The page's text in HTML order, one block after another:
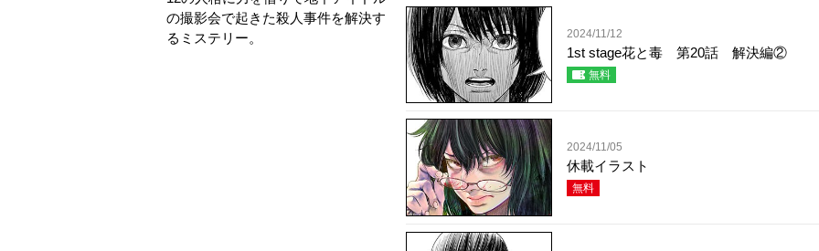
の撮影会で起きた殺人事件を解決す
るミステリー。
2024/11/12
1st stage花と毒 第20話 解決編②
無料
2024/11/05
休載イラスト
無料